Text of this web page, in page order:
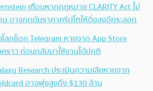
เตือนหากกฎหมาย CLARITY Act ไม่
อาจกดดันราคาคริปโตให้ดิ่งลงอีกระลอก
ลกช็อก Telegram หายจาก App Store
ราว ก่อนกลับมาใช้งานได้ปกติ
Research ประเมินความเสียหายจาก
อาจพุ่งสูงถึง $130 ล้าน